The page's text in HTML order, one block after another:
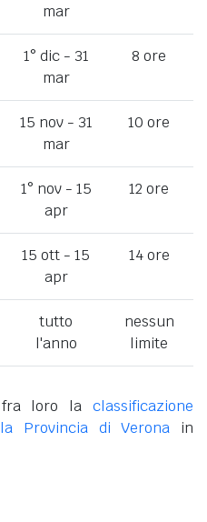
mar
1° dic - 31
mar
8 ore
15 nov - 31
mar
10 ore
1° nov - 15
apr
12 ore
15 ott - 15
apr
14 ore
tutto
l'anno
nessun
limite
fra loro la classificazione
Provincia di Verona in